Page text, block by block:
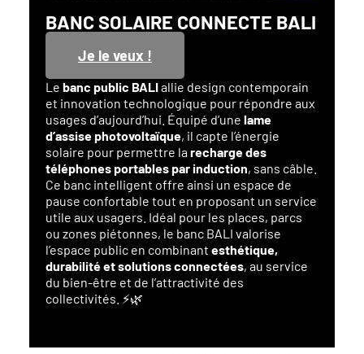
BANC SOLAIRE CONNECTE BALI
Le banc public BALIallie design contemporain
et innovation technologique pour répondre aux
usages d’aujourd’hui. Équipé d’une lame
d’assise photovoltaïque, il capte l’énergie
solaire pour permettre larecharge des
téléphones portables par induction, sans câble.
Ce banc intelligent offre ainsi un espace de
pause confortable tout en proposant un service
utile aux usagers. Idéal pour les places, parcs
ou zones piétonnes, le banc BALI valorise
l’espace public en combinant esthétique,
durabilité et solutions connectées, au service
du bien-être et de l’attractivité des
collectivités. ⚡🌿
Je le veux !